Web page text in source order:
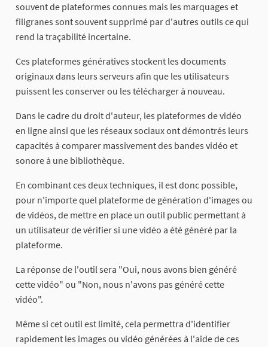
souvent de plateformes connues mais les marquages et
filigranes sont souvent supprimé par d'autres outils ce qui
rend la traçabilité incertaine.
Ces plateformes génératives stockent les documents
originaux dans leurs serveurs afin que les utilisateurs
puissent les conserver ou les télécharger à nouveau.
Dans le cadre du droit d'auteur, les plateformes de vidéo
en ligne ainsi que les réseaux sociaux ont démontrés leurs
capacités à comparer massivement des bandes vidéo et
sonore à une bibliothèque.
En combinant ces deux techniques, il est donc possible,
pour n'importe quel plateforme de génération d'images ou
de vidéos, de mettre en place un outil public permettant à
un utilisateur de vérifier si une vidéo a été généré par la
plateforme.
La réponse de l'outil sera "Oui, nous avons bien généré
cette vidéo" ou "Non, nous n'avons pas généré cette
vidéo".
Même si cet outil est limité, cela permettra d'identifier
rapidement les images ou vidéo générées à l'aide de ces